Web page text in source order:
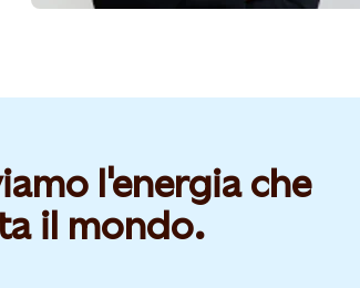
l'energia che
il mondo.